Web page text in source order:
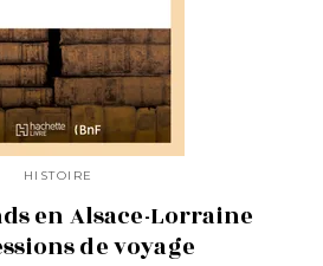
HISTOIRE
en Alsace-Lorraine
de voyage